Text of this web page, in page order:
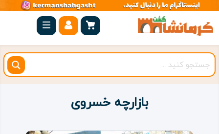
صفحه
اصلی
کرمانشاه
شهرستان
بازارچه خسروی